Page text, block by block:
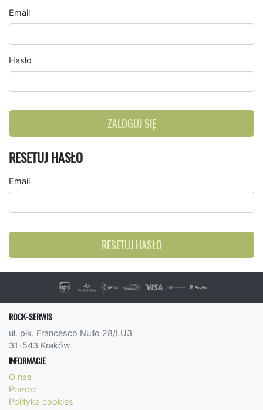
Email
Hasło
ZALOGUJ SIĘ
RESETUJ HASŁO
Email
RESETUJ HASŁO
ROCK-SERWIS
ul. płk. Francesco Nullo 28/LU3
31-543 Kraków
INFORMACJE
O nas
Pomoc
Polityka cookies